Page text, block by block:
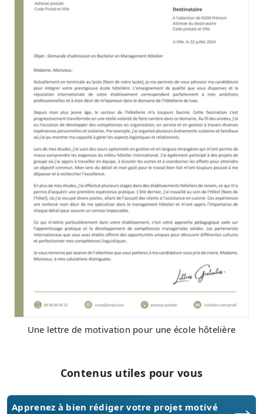
Une lettre de motivation pour une école hôtelière
Contenus utiles pour vous
Apprenez à bien rédiger votre projet motivé